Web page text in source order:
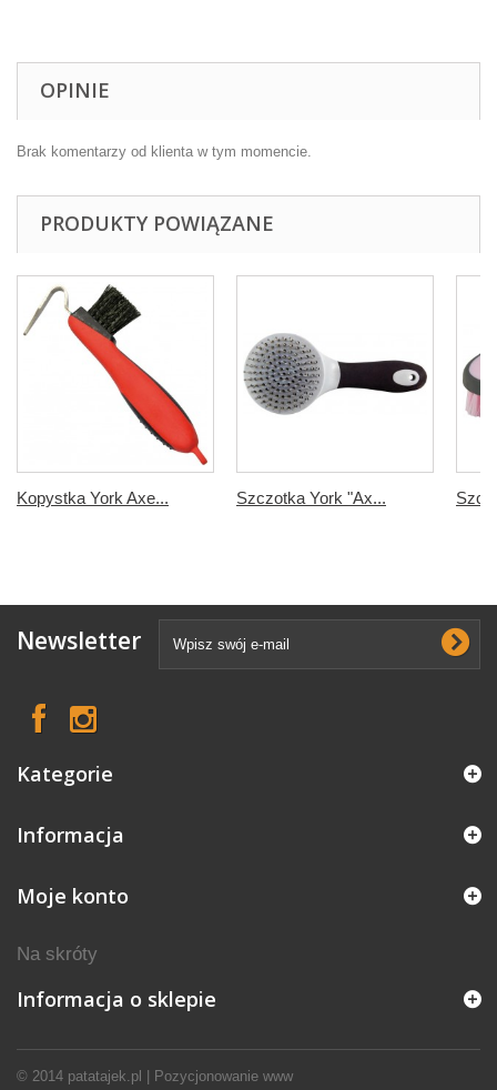
OPINIE
Brak komentarzy od klienta w tym momencie.
PRODUKTY POWIĄZANE
Kopystka York Axe... Szczotka York "Ax...
Newsletter
Kategorie
Informacja
© 2014 patatajek.pl Pozycjonowanie www
Moje konto
Na skróty
Informacja o sklepie